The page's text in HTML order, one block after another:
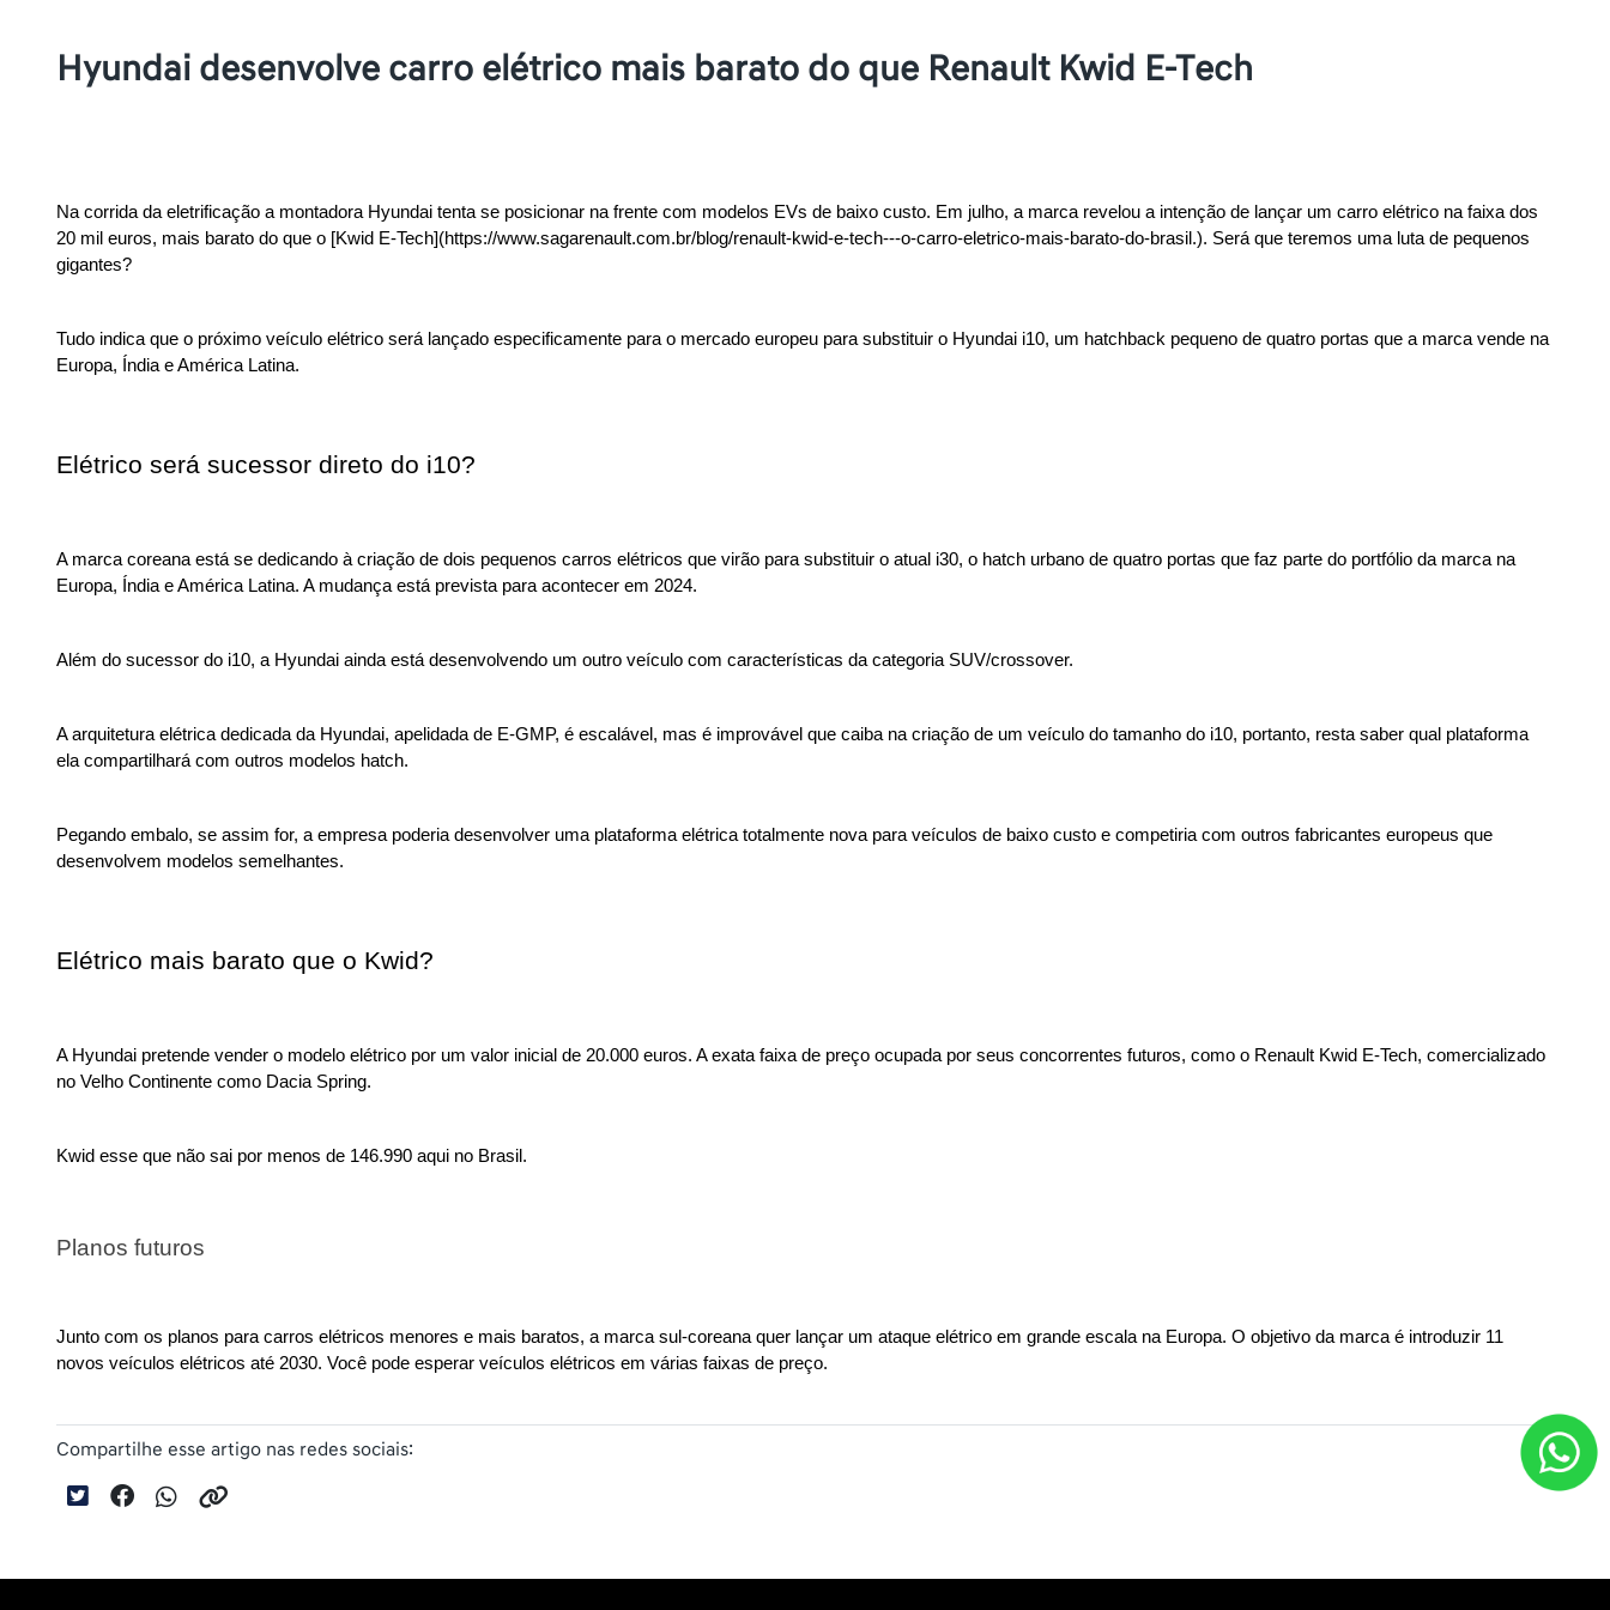
Hyundai desenvolve carro elétrico mais barato do que Renault Kwid E-Tech
Na corrida da eletrificação a montadora Hyundai tenta se posicionar na frente com modelos EVs de baixo custo. Em julho, a marca revelou a intenção de lançar um carro elétrico na faixa dos
20 mil euros, mais barato do que o [Kwid E-Tech](https://www.sagarenault.com.br/blog/renault-kwid-e-tech---o-carro-eletrico-mais-barato-do-brasil.). Será que teremos uma luta de pequenos
gigantes?
Tudo indica que o próximo veículo elétrico será lançado especificamente para o mercado europeu para substituir o Hyundai i10, um hatchback pequeno de quatro portas que a marca vende na
Europa, Índia e América Latina.
Elétrico será sucessor direto do i10?
A marca coreana está se dedicando à criação de dois pequenos carros elétricos que virão para substituir o atual i30, o hatch urbano de quatro portas que faz parte do portfólio da marca na
Europa, Índia e América Latina. A mudança está prevista para acontecer em 2024.
Além do sucessor do i10, a Hyundai ainda está desenvolvendo um outro veículo com características da categoria SUV/crossover.
A arquitetura elétrica dedicada da Hyundai, apelidada de E-GMP, é escalável, mas é improvável que caiba na criação de um veículo do tamanho do i10, portanto, resta saber qual plataforma
ela compartilhará com outros modelos hatch.
Pegando embalo, se assim for, a empresa poderia desenvolver uma plataforma elétrica totalmente nova para veículos de baixo custo e competiria com outros fabricantes europeus que
desenvolvem modelos semelhantes.
Elétrico mais barato que o Kwid?
A Hyundai pretende vender o modelo elétrico por um valor inicial de 20.000 euros. A exata faixa de preço ocupada por seus concorrentes futuros, como o Renault Kwid E-Tech, comercializado
no Velho Continente como Dacia Spring.
Kwid esse que não sai por menos de 146.990 aqui no Brasil.
Planos futuros
Junto com os planos para carros elétricos menores e mais baratos, a marca sul-coreana quer lançar um ataque elétrico em grande escala na Europa. O objetivo da marca é introduzir 11
novos veículos elétricos até 2030. Você pode esperar veículos elétricos em várias faixas de preço.
Compartilhe esse artigo nas redes sociais: